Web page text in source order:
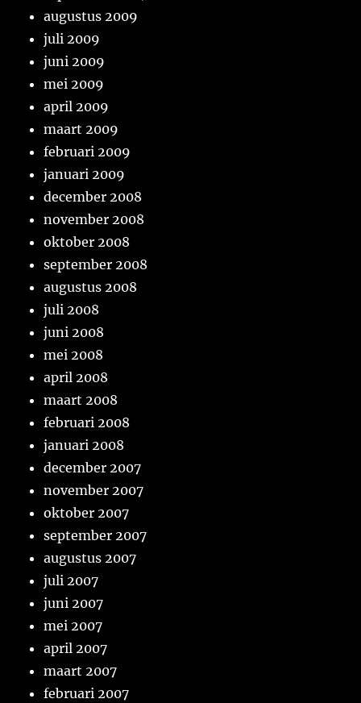
augustus 2009
juli 2009
juni 2009
mei 2009
april 2009
maart 2009
februari 2009
januari 2009
december 2008
november 2008
oktober 2008
september 2008
augustus 2008
juli 2008
juni 2008
mei 2008
april 2008
maart 2008
februari 2008
januari 2008
december 2007
november 2007
oktober 2007
september 2007
augustus 2007
juli 2007
juni 2007
mei 2007
april 2007
maart 2007
februari 2007